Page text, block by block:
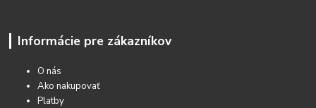
Informácie pre zákazníkov
O nás
Ako nakupovať
Platby